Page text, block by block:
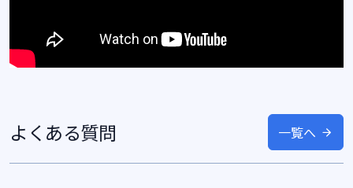
よくある質問 一覧へ